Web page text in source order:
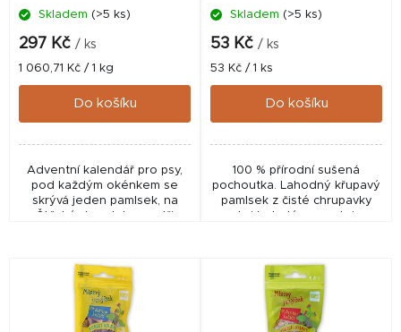
Skladem (>5 ks)
297 Kč / ks
Měrná
cena:
1 060,71 Kč / 1 kg
Do košíku
Adventní kalendář pro psy,
pod každým okénkem se
skrývá jeden pamlsek, na
Skladem (>5 ks)
53 Kč / ks
Měrná
cena:
53 Kč / 1 ks
Do košíku
100 % přírodní sušená
pochoutka. Lahodný křupavý
pamlsek z čisté chrupavky
pamlsek nebo odměna...